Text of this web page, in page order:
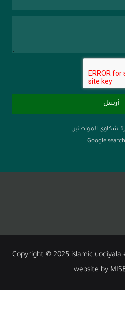
Copyright © 2025